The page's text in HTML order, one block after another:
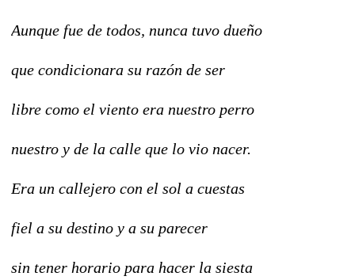
Aunque fue de todos, nunca tuvo dueño
que condicionara su razón de ser
libre como el viento era nuestro perro
nuestro y de la calle que lo vio nacer.
Era un callejero con el sol a cuestas
fiel a su destino y a su parecer
sin tener horario para hacer la siesta